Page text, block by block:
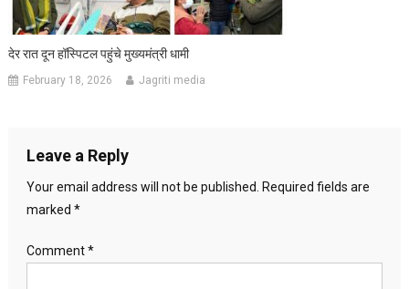
देर रात दून हॉस्पिटल पहुंचे मुख्यमंत्री धामी
February 18, 2026 Jagriti media
Leave a Reply
Your email address will not be published. Required fields are
marked *
Comment*